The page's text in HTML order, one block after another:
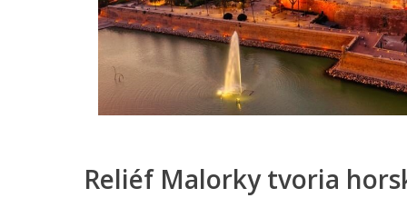
Reliéf Malorky tvoria